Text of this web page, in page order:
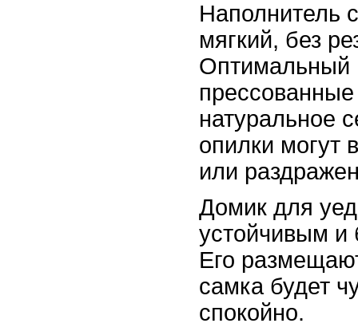
Наполнитель
мягкий, без
Оптимальный
натуральное
опилки могут
или
Домик для
устойчивым и
Его
самка будет
спокойно.